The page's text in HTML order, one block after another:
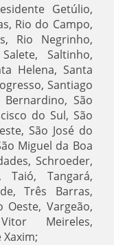
Getúlio,
Rio do Campo,
Rio Negrinho,
Saltinho,
Helena, Santa
Santiago
São
do Sul, São
São José do
Miguel da Boa
Schroeder,
Tangará,
Três Barras,
Oeste, Vargeão,
Meireles,